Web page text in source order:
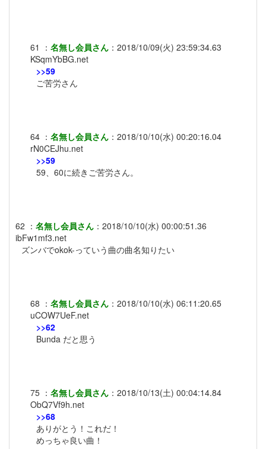
61 ： 名無し会員さん ： 2018/10/09(火) 23:59:34.63
KSqmYbBG.net
>>59
ご苦労さん
64 ： 名無し会員さん ： 2018/10/10(水) 00:20:16.04
rN0CEJhu.net
>>59
59、60に続きご苦労さん。
62 ： 名無し会員さん ： 2018/10/10(水) 00:00:51.36
ibFw1mf3.net
ズンバでokok-っていう曲の曲名知りたい
68 ： 名無し会員さん ： 2018/10/10(水) 06:11:20.65
uCOW7UeF.net
>>62
Bunda だと思う
75 ： 名無し会員さん ： 2018/10/13(土) 00:04:14.84
ObQ7Vf9h.net
>>68
ありがとう！これだ！
めっちゃ良い曲！